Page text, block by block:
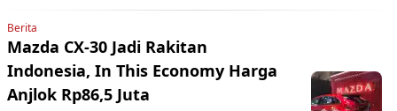
Berita
Mazda CX-30 Jadi Rakitan
Indonesia, In This Economy Harga
Anjlok Rp86,5 Juta